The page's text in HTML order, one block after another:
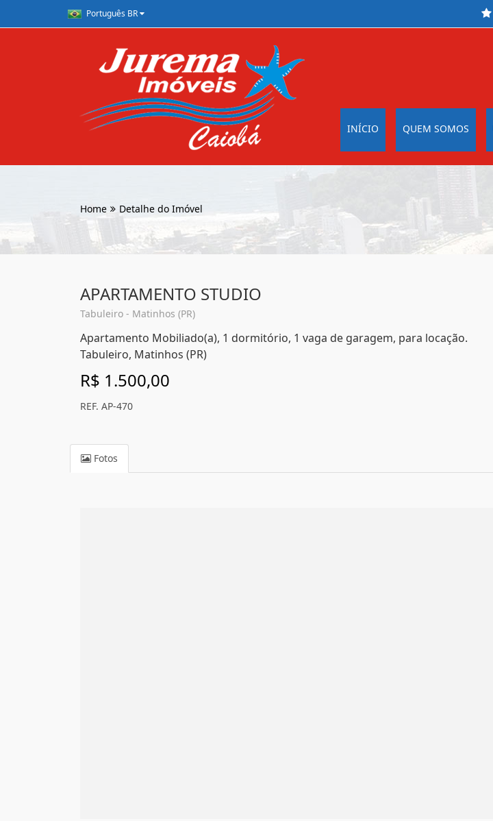
Português BR
INÍCIO QUEM SOMOS
Home Detalhe do Imóvel
APARTAMENTO STUDIO
Tabuleiro - Matinhos (PR)
Apartamento Mobiliado(a), 1 dormitório, 1 vaga de garagem, para locação.
Tabuleiro, Matinhos (PR)
R$ 1.500,00
REF. AP-470
Fotos